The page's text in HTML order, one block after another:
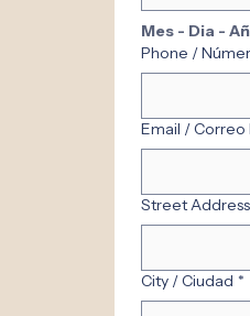
Mes - Dia -
Phone /
Email /
Street
City / Ciudad *